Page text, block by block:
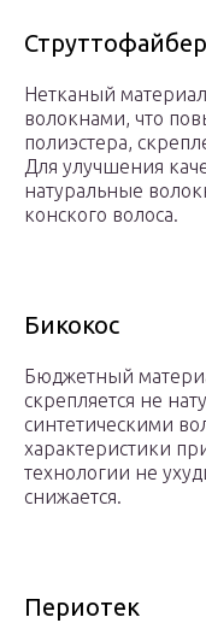
Струттофайбер
Нетканый
волокнами, что
полиэстера,
Для улучшения
натуральные
конского волоса.
Бикокос
Бюджетный
скрепляется не
синтетическими
характеристики
технологии не
снижается.
Периотек